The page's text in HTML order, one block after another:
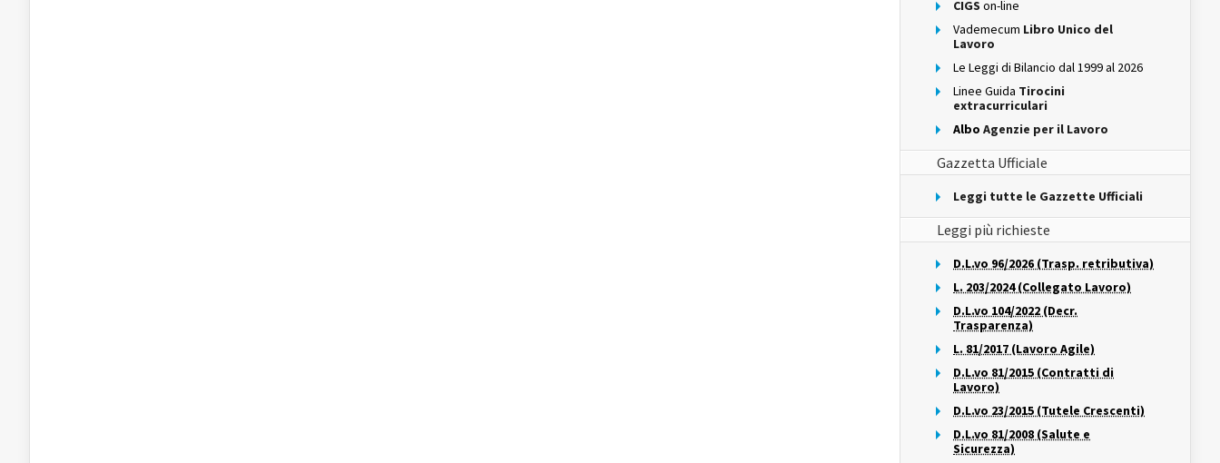
CIGS on-line
Vademecum Libro Unico del
Lavoro
Le Leggi di Bilancio dal 1999 al 2026
Linee Guida Tirocini
extracurriculari
Albo Agenzie per il Lavoro
Gazzetta Ufficiale
Leggi tutte le Gazzette Ufficiali
Leggi più richieste
D.L.vo 96/2026 (Trasp. retributiva)
L. 203/2024 (Collegato Lavoro)
D.L.vo 104/2022 (Decr.
Trasparenza)
L. 81/2017 (Lavoro Agile)
D.L.vo 81/2015 (Contratti di
Lavoro)
D.L.vo 23/2015 (Tutele Crescenti)
D.L.vo 81/2008 (Salute e
Sicurezza)